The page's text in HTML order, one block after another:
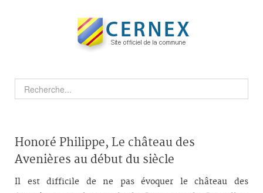
Honoré Philippe, Le château des
Avenières au début du siècle
Il est difficile de ne pas évoquer le château des